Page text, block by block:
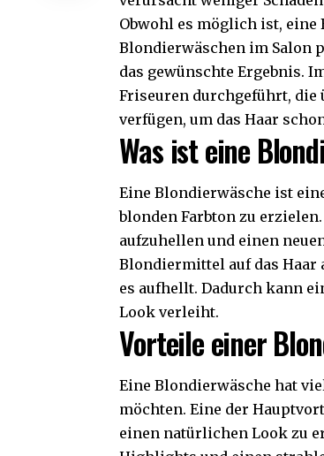
Obwohl es möglich ist, eine
Blondierwäschen im Salon
das gewünschte Ergebnis.
Friseuren durchgeführt, die
verfügen, um das Haar
Was ist eine
Eine Blondierwäsche ist
blonden Farbton zu
aufzuhellen und einen
Blondiermittel auf das Haar
es aufhellt. Dadurch kann
Look verleiht.
Vorteile einer
Eine Blondierwäsche hat
möchten. Eine der
einen natürlichen Look zu